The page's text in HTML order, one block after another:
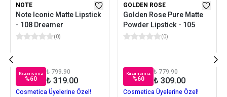
NOTE
Note Iconic Matte Lipstick
- 108 Dreamer
(0)
Kazancınız
%60
₺ 799.90
₺ 319.00
Cosmetica Üyelerine Özel!
GOLDEN ROSE
Golden Rose Pure Matte
Powder Lipstick - 105
(0)
Kazancınız
%60
₺ 779.90
₺ 309.00
Cosmetica Üyelerine Özel!